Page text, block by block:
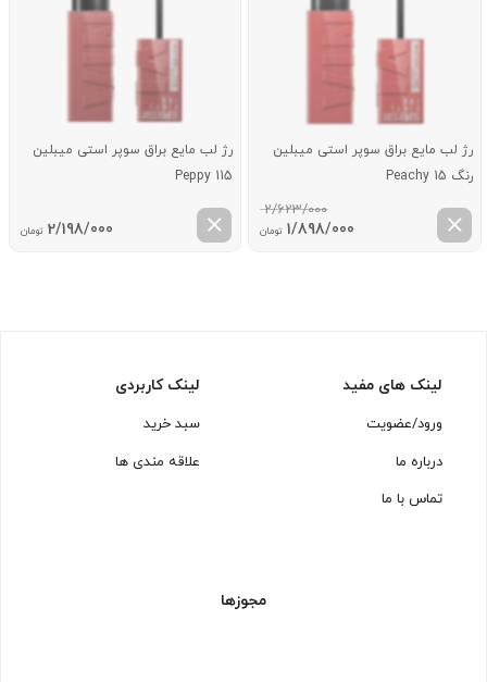
رژ لب مایع براق سوپر استی میبلین
رنگ 15 Peachy
2/623/000
قیمت
1/898/000 تومانقیمت
فعلی:
رژ لب مایع براق سوپر استی میبلین
115 Peppy
2/198/000 تومان
لینک های مفید
ورود/عضویت
درباره ما
تماس با ما
لینک کاربردی
سبد خرید
علاقه مندی ها
مجوزها